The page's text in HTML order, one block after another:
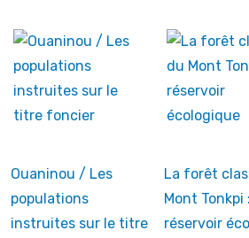
Ouaninou / Les
populations
instruites sur le titre
La forêt
Mont Tonkpi
réservoir